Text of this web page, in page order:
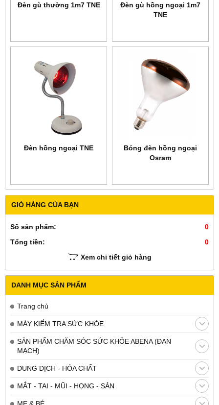
GIỎ HÀNG CỦA BẠN
Số sản phẩm:
0
Tổng tiền:
0
Xem chi tiết giỏ hàng
DANH MỤC SẢN PHẨM
Trang chủ
MÁY KIỂM TRA SỨC KHỎE
SẢN PHẨM CHĂM SÓC SỨC KHỎE ABENA (ĐAN
MẠCH)
DUNG DỊCH - HÓA CHẤT
MẮT - TAI - MŨI - HỌNG - SẢN
Đèn gù thường 1m7 TNE
Đèn gù hồng ngoại 1m7
TNE
Đèn hồng ngoại TNE
Bóng đèn hồng ngoại
Osram